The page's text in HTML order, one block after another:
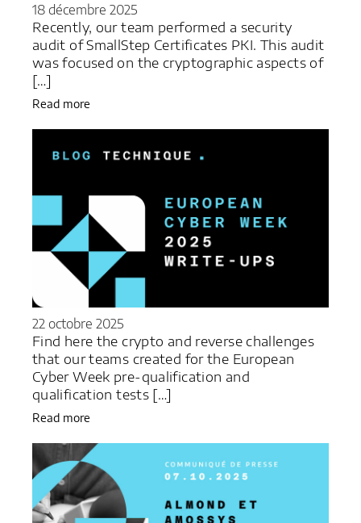
18 décembre 2025
Recently, our team performed a security
audit of SmallStep Certificates PKI. This audit
was focused on the cryptographic aspects of
[…]
Read more
22 octobre 2025
Find here the crypto and reverse challenges
that our teams created for the European
Cyber Week pre-qualification and
qualification tests […]
Read more